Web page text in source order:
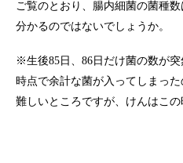
ご覧のとおり、腸内細菌の菌種
分かるのではないでしょうか。
※生後85日、86日だけ菌の数が
時点で余計な菌が入ってしまっ
難しいところですが、けんはこの